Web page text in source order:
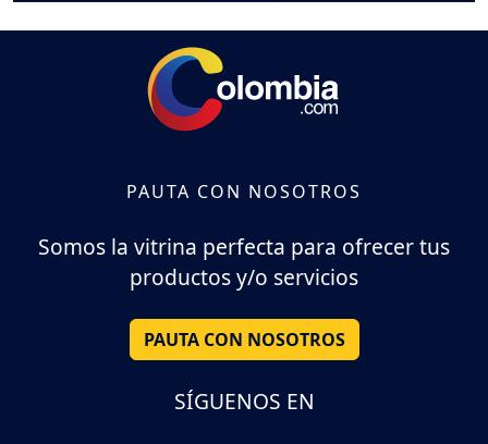
PAUTA CON NOSOTROS
Somos la vitrina perfecta para ofrecer tus
productos y/o servicios
PAUTA CON NOSOTROS
SÍGUENOS EN